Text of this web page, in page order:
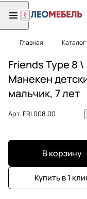
Главная Каталог
Friends Type 8 \
Манекен
мальчик, 7 лет
Арт.FRI.008.00
В корзину
Купить в 1